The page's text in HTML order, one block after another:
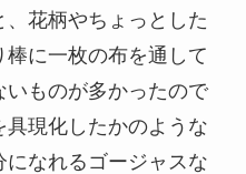
花柄やちょっとした
に一枚の布を通して
ものが多かったので
現化したかのような
なれるゴージャスな